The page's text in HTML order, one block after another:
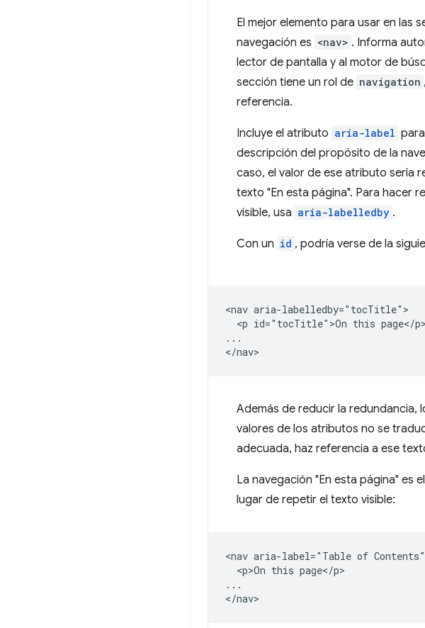
El mejor elemento para usar en las
navegación es <nav> . Informa
lector de pantalla y al motor de
sección tiene un rol de navigation
referencia.
Incluye el atributo aria-label
descripción del propósito de la
caso, el valor de ese atributo sería
texto "En esta página". Para hacer
visible, usa aria-labelledby .
Con un id , podría verse de la
<nav aria-labelledby="tocTitle">
  <p id="tocTitle">On this page</p>
...
Además de reducir la redundancia,
valores de los atributos no se
adecuada, haz referencia a ese
La navegación "En esta página" es
lugar de repetir el texto visible:
<nav aria-label="Table of
  <p>On this page</p>
...